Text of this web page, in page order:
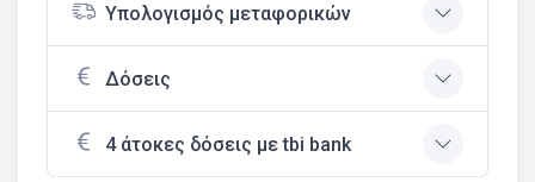
Υπολογισμός μεταφορικών
Δόσεις
4 άτοκες δόσεις με tbi bank